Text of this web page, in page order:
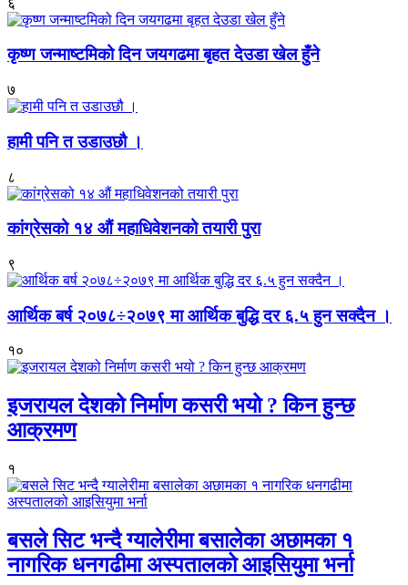
कृष्ण जन्माष्टमिको दिन जयगढमा बृहत देउडा खेल हुँने
७
हामी पनि त उडाउछौ ।
८
कांग्रेसको १४ औं महाधिवेशनको तयारी पुरा
९
आर्थिक बर्ष २०७८÷२०७९ मा आर्थिक बुद्धि दर ६.५ हुन सक्दैन ।
१०
इजरायल देशको निर्माण कसरी भयो ? किन हुन्छ
आक्रमण
१
बसले सिट भन्दै ग्यालेरीमा बसालेका अछामका १
नागरिक धनगढीमा अस्पतालको आइसियुमा भर्ना